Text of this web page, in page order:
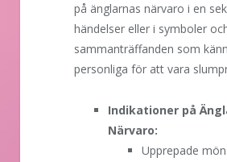
på änglarnas närvaro i en
händelser eller i symboler
sammanträffanden som
personliga för att vara
Indikationer på
Närvaro:
Upprepade